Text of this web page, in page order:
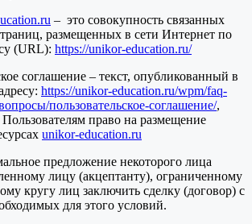
– это совокупность связанных
размещенных в сети Интернет по
(URL): https://unikor-education.ru/
соглашение – текст, опубликованный в
https://unikor-education.ru/wpm/faq-
пользовательское-соглашение/,
право на размещение
unikor-education.ru
предложение некоторого лица
лицу (акцептанту), ограниченному
кругу лиц заключить сделку (договор) с
для этого условий.